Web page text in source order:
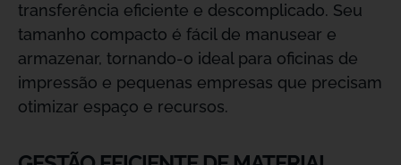
transferência eficiente e descomplicado. Seu
tamanho compacto é fácil de manusear e
armazenar, tornando-o ideal para oficinas de
impressão e pequenas empresas que precisam
otimizar espaço e recursos.